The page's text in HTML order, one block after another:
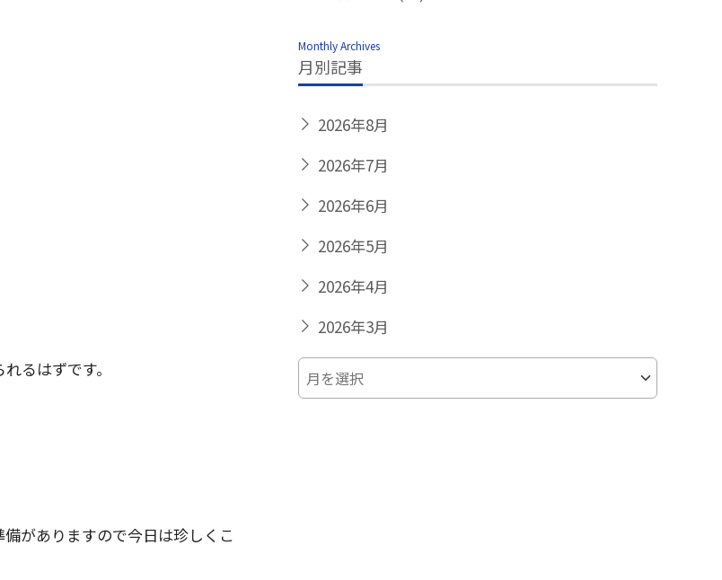
るはずです。
がありますので今日は珍しくこ
Monthly Archives
月別記事
2026年8月
2026年7月
2026年6月
2026年5月
2026年4月
2026年3月